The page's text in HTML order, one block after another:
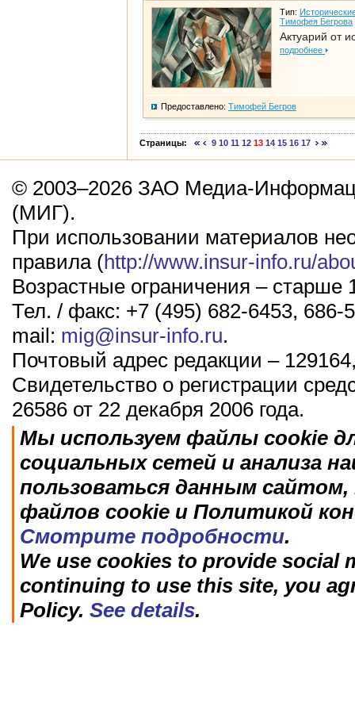
Тип:
Тимофея Бегрова
Актуарий от
подробнее
Предоставлено: Тимофей Бегров
Страницы: 9 10 11 12 13 14 15 16 17
© 2003–2026 ЗАО Медиа-
(МИГ).
При использовании материалов
правила (http://www.insur-info.ru/
Возрастные ограничения – старше
Тел. / факс: +7 (495) 682-6453, 686-
mail: mig@insur-info.ru.
Почтовый адрес редакции –
Свидетельство о регистрации
26586 от 22 декабря 2006 года.
Мы используем файлы cookie
социальных сетей и анализа
пользоваться данным
файлов cookie и Политикой
Смотрите подробности.
We use cookies to provide social
continuing to use this site, you
Policy. See details.